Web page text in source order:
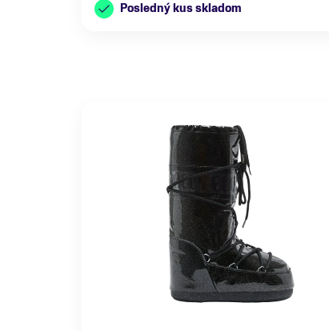
Posledný kus skladom